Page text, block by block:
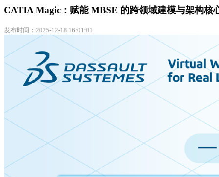
CATIA Magic：赋能 MBSE 的跨领域建模与架构核
发布时间：2025-12-18 16:01:01